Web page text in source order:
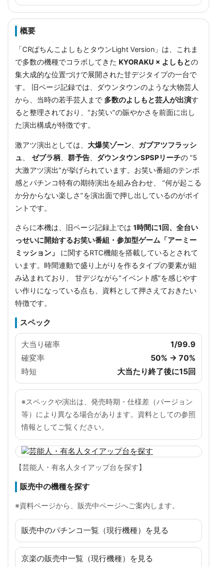
概要
「CRぱちんこよしもとタウンLight Version」は、これま
で多数の機種でコラボしてきた KYORAKU × よしもとの
集大成的な位置づけで展開された甘デジタイプの一台で
す。 旧ページ記録では、ダウンタウンのような大物芸人
から、当時の若手芸人まで 多数のよしもと芸人が出演す
ると整理されており、“お笑い”の賑やかさを前面に出し
た演出構成が特徴です。
激アツ演出としては、 大爆笑ゾーン、 ガブアツフラッシ
ュ、 ゼブラ柄、 群予告、 ダウンタウンSPSPリーチの “5
大激アツ演出”が挙げられています。お笑い番組のテンポ
感とパチンコ特有の期待演出を組み合わせ、 “何が起こる
か分からない楽しさ”を演出面で押し出しているのがポイ
ントです。
さらに本機は、旧ページ記録上では 1時間に1回、全台い
っせいに開始するお笑い番組・参加型ゲーム「アーミー
ミッション」
に関するRTC機能を搭載しているとされて
います。時間連動で盛り上がりを作るタイプの要素が組
み込まれており、 甘デジながら“イベント感”を感じやす
い作りになっている点も、資料として押さえておきたい
特徴です。
スペック
大当り確率
1/99.9
確変率
50% → 70%
時短
大当たり終了後に15回
※スペックや演出は、発売時期・仕様差（バージョン
等）により異なる場合があります。資料としての参照
情報としてご覧ください。
【芸能人・有名人タイアップ台を探す】
販売中の機種を探す
※資料ページから、販売中ページへご案内します。
販売中のパチンコ一覧（現行機種）を見る
京楽の販売中一覧（現行機種）を見る